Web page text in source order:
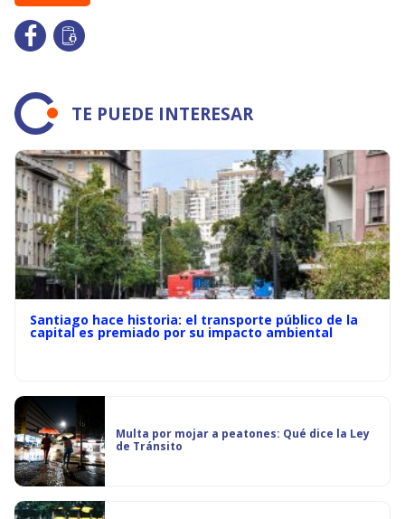
TE PUEDE INTERESAR
Santiago hace historia: el transporte público de la
capital es premiado por su impacto ambiental
Multa por mojar a peatones: Qué dice la Ley
de Tránsito